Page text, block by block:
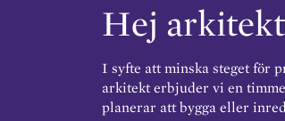
Hej
I syfte att minska steget för
arkitekt erbjuder vi en
planerar att bygga eller